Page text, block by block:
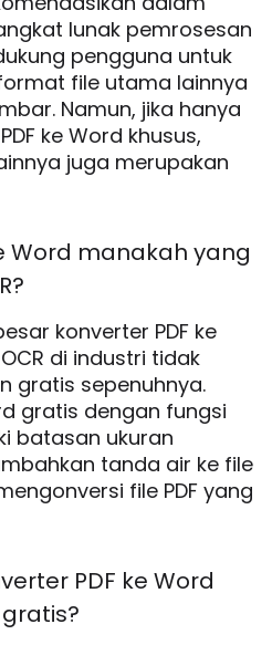
lunak pemrosesan
pengguna untuk
file utama lainnya
Namun, jika hanya
ke Word khusus,
juga merupakan
Word manakah yang
konverter PDF ke
di industri tidak
gratis sepenuhnya.
gratis dengan fungsi
batasan ukuran
tanda air ke file
file PDF yang
PDF ke Word